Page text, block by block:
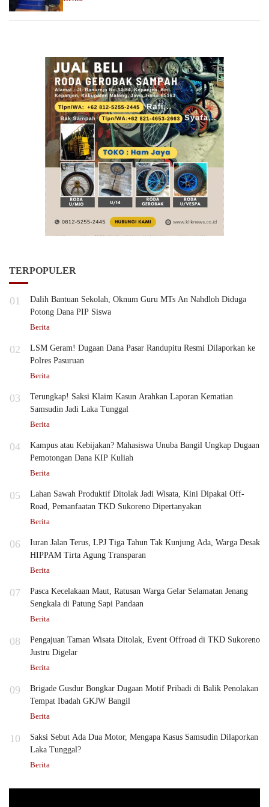
TERPOPULER
01
Dalih Bantuan Sekolah, Oknum Guru MTs An Nahdloh Diduga
Potong Dana PIP Siswa
Berita
02
LSM Geram! Dugaan Dana Pasar Randupitu Resmi Dilaporkan ke
Polres Pasuruan
Berita
03
Terungkap! Saksi Klaim Kasun Arahkan Laporan Kematian
Samsudin Jadi Laka Tunggal
Berita
04
Kampus atau Kebijakan? Mahasiswa Unuba Bangil Ungkap Dugaan
Pemotongan Dana KIP Kuliah
Berita
05
Lahan Sawah Produktif Ditolak Jadi Wisata, Kini Dipakai Off-
Road, Pemanfaatan TKD Sukoreno Dipertanyakan
Berita
06
Iuran Jalan Terus, LPJ Tiga Tahun Tak Kunjung Ada, Warga Desak
HIPPAM Tirta Agung Transparan
Berita
07
Pasca Kecelakaan Maut, Ratusan Warga Gelar Selamatan Jenang
Sengkala di Patung Sapi Pandaan
Berita
08
Pengajuan Taman Wisata Ditolak, Event Offroad di TKD Sukoreno
Justru Digelar
Berita
09
Brigade Gusdur Bongkar Dugaan Motif Pribadi di Balik Penolakan
Tempat Ibadah GKJW Bangil
Berita
10
Saksi Sebut Ada Dua Motor, Mengapa Kasus Samsudin Dilaporkan
Laka Tunggal?
Berita